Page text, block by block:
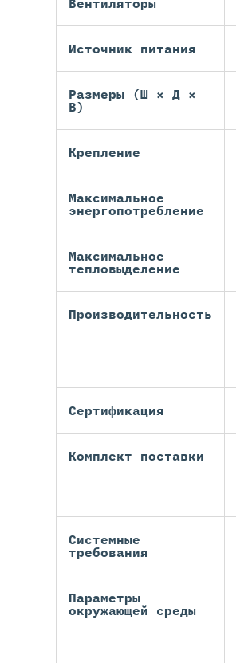
Вентиляторы
Источник питания
Размеры (Ш × Д ×
В)
Крепление
Максимальное
энергопотребление
Максимальное
тепловыделение
Производительность
Сертификация
Комплект поставки
Системные
требования
Параметры
окружающей среды